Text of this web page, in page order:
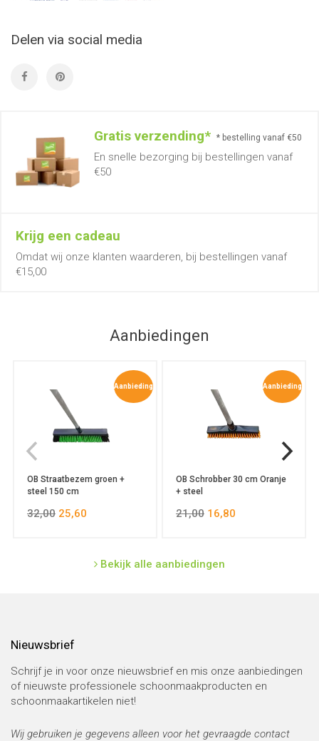
Delen via social media
Gratis verzending* * bestelling vanaf €50
En snelle bezorging bij bestellingen vanaf
€50
Krijg een cadeau
Omdat wij onze klanten waarderen, bij bestellingen vanaf
€15,00
Aanbiedingen
Aanbieding
OB Straatbezem groen +
steel 150 cm
32,00 25,60
Aanbieding
OB Schrobber 30 cm Oranje
+ steel
21,00 16,80
Bekijk alle aanbiedingen
Nieuwsbrief
Schrijf je in voor onze nieuwsbrief en mis onze aanbiedingen
of nieuwste professionele schoonmaakproducten en
schoonmaakartikelen niet!
Wij gebruiken je gegevens alleen voor het gevraagde contact